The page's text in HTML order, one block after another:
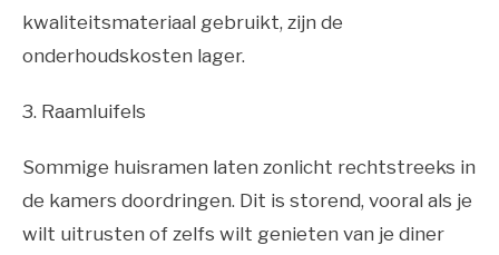
kwaliteitsmateriaal gebruikt, zijn de
onderhoudskosten lager.
3. Raamluifels
Sommige huisramen laten zonlicht rechtstreeks in
de kamers doordringen. Dit is storend, vooral als je
wilt uitrusten of zelfs wilt genieten van je diner